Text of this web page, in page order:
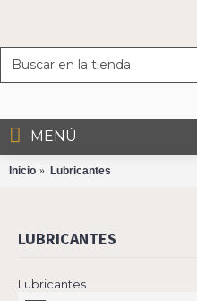
MENÚ
Inicio Lubricantes
LUBRICANTES
Lubricantes